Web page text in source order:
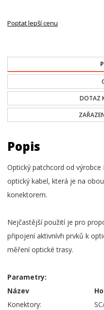
Poptat lepší cenu
DOTAZ
Popis
Optický patchcord od
optický kabel, která je na
konektorem.
Nejčastější použití je pro
připojení aktivnívh prvků k
měření optické trasy.
Parametry:
Název
Konektory: